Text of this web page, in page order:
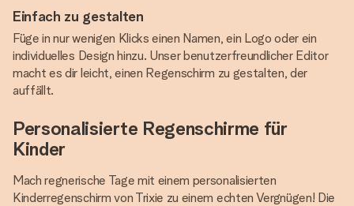
Einfach zu gestalten
Füge in nur wenigen Klicks einen Namen, ein Logo oder ein
individuelles Design hinzu. Unser benutzerfreundlicher Editor
macht es dir leicht, einen Regenschirm zu gestalten, der
auffällt.
Personalisierte Regenschirme für
Kinder
Mach regnerische Tage mit einem personalisierten
Kinderregenschirm von Trixie zu einem echten Vergnügen! Die